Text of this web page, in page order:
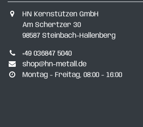
HN Kernstützen GmbH
Am Schertzer 30
98587 Steinbach-Hallenberg
+49 036847 5040
shop@hn-metall.de
Montag - Freitag, 08:00 - 16:00